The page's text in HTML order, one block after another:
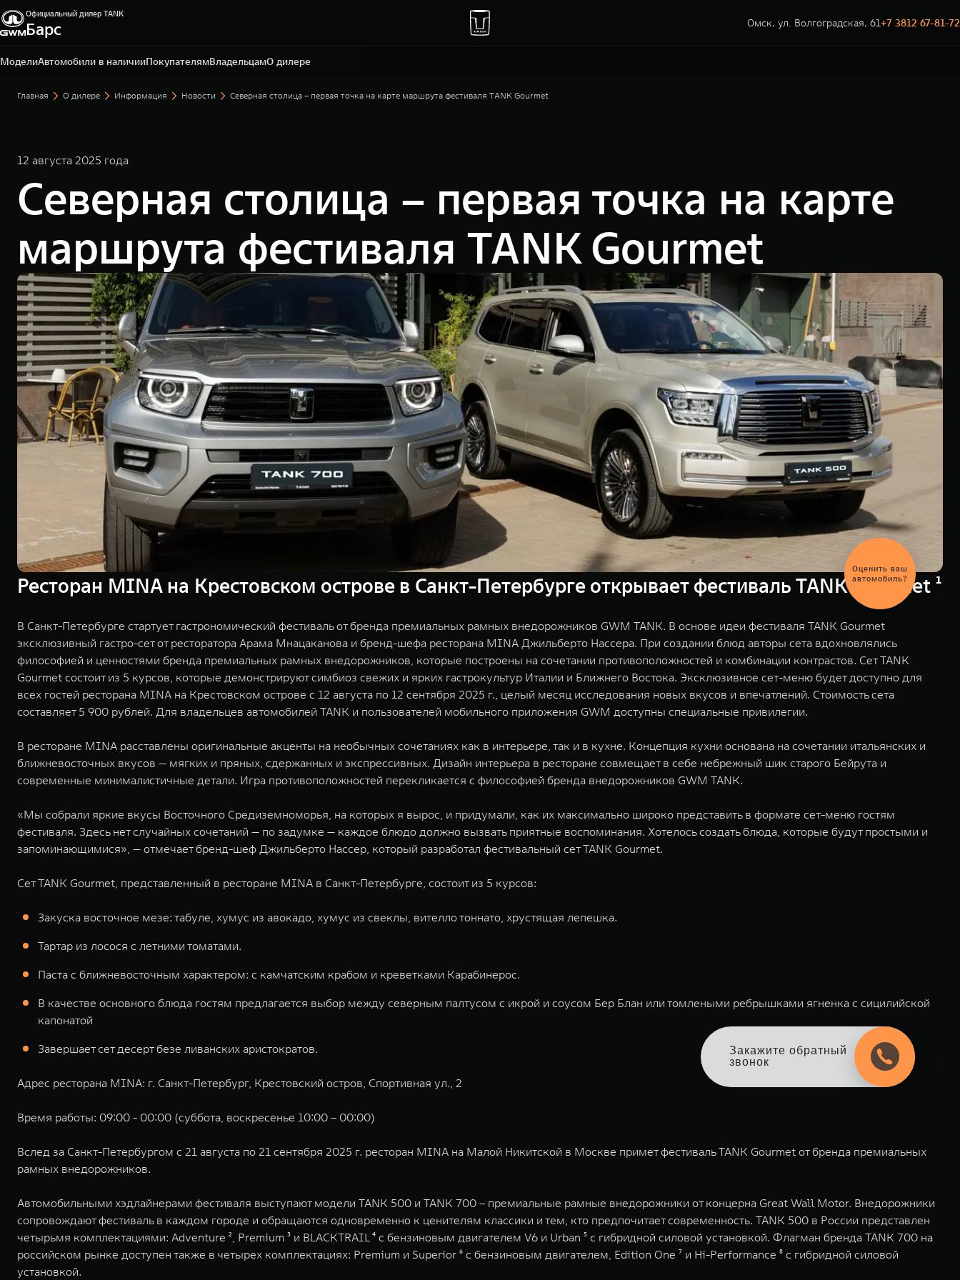
Официальный дилер TANK
Барс Омск, ул. Волгоградская, 61+7 3812 67-81-72
МоделиАвтомобили в наличииПокупателямВладельцамО дилере
Омск, ул. Волгоградская, 61
+7 3812 67-81-72
Главная О дилере Информация Новости Северная столица – первая точка на карте маршрута фестиваля TANK Gourmet
12 августа 2025 года
Северная столица – первая точка на карте
маршрута фестиваля TANK Gourmet
Ресторан MINA на Крестовском острове в Санкт-Петербурге открывает фестиваль TANK Gourmet ¹
В Санкт-Петербурге стартует гастрономический фестиваль от бренда премиальных рамных внедорожников GWM TANK. В основе идеи фестиваля TANK Gourmet
эксклюзивный гастро-сет от ресторатора Арама Мнацаканова и бренд-шефа ресторана MINA Джильберто Нассера. При создании блюд авторы сета вдохновлялись
философией и ценностями бренда премиальных рамных внедорожников, которые построены на сочетании противоположностей и комбинации контрастов. Сет TANK
Gourmet состоит из 5 курсов, которые демонстрируют симбиоз свежих и ярких гастрокультур Италии и Ближнего Востока. Эксклюзивное сет-меню будет доступно для
всех гостей ресторана MINA на Крестовском острове с 12 августа по 12 сентября 2025 г., целый месяц исследования новых вкусов и впечатлений. Стоимость сета
составляет 5 900 рублей. Для владельцев автомобилей TANK и пользователей мобильного приложения GWM доступны специальные привилегии.
В ресторане MINA расставлены оригинальные акценты на необычных сочетаниях как в интерьере, так и в кухне. Концепция кухни основана на сочетании итальянских и
ближневосточных вкусов — мягких и пряных, сдержанных и экспрессивных. Дизайн интерьера в ресторане совмещает в себе небрежный шик старого Бейрута и
современные минималистичные детали. Игра противоположностей перекликается с философией бренда внедорожников GWM TANK.
«Мы собрали яркие вкусы Восточного Средиземноморья, на которых я вырос, и придумали, как их максимально широко представить в формате сет-меню гостям
фестиваля. Здесь нет случайных сочетаний — по задумке — каждое блюдо должно вызвать приятные воспоминания. Хотелось создать блюда, которые будут простыми и
запоминающимися», — отмечает бренд-шеф Джильберто Нассер, который разработал фестивальный сет TANK Gourmet.
Сет TANK Gourmet, представленный в ресторане MINA в Санкт-Петербурге, состоит из 5 курсов:
Закуска восточное мезе: табуле, хумус из авокадо, хумус из свеклы, вителло тоннато, хрустящая лепешка.
Тартар из лосося с летними томатами.
Паста с ближневосточным характером: с камчатским крабом и креветками Карабинерос.
В качестве основного блюда гостям предлагается выбор между северным палтусом с икрой и соусом Бер Блан или томлеными ребрышками ягненка с сицилийской
капонатой
Завершает сет десерт безе ливанских аристократов.
Адрес ресторана MINA: г. Санкт-Петербург, Крестовский остров, Спортивная ул., 2
Время работы: 09:00 - 00:00 (суббота, воскресенье 10:00 – 00:00)
Вслед за Санкт-Петербургом с 21 августа по 21 сентября 2025 г. ресторан MINA на Малой Никитской в Москве примет фестиваль TANK Gourmet от бренда премиальных
рамных внедорожников.
Автомобильными хэдлайнерами фестиваля выступают модели TANK 500 и TANK 700 – премиальные рамные внедорожники от концерна Great Wall Motor. Внедорожники
сопровождают фестиваль в каждом городе и обращаются одновременно к ценителям классики и тем, кто предпочитает современность. TANK 500 в России представлен
четырьмя комплектациями: Adventure ², Premium ³ и BLACKTRAIL ⁴ с бензиновым двигателем V6 и Urban ⁵ с гибридной силовой установкой. Флагман бренда TANK 700 на
российском рынке доступен также в четырех комплектациях: Premium и Superior ⁶ с бензиновым двигателем, Edition One ⁷ и Hi-Performance ⁸ с гибридной силовой
установкой.
обмен
автомобиля
Закажите обратный
звонок